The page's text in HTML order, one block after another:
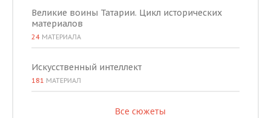
Великие воины Татарии. Цикл исторических
материалов
24 МАТЕРИАЛА
Искусственный интеллект
181 МАТЕРИАЛ
Все сюжеты